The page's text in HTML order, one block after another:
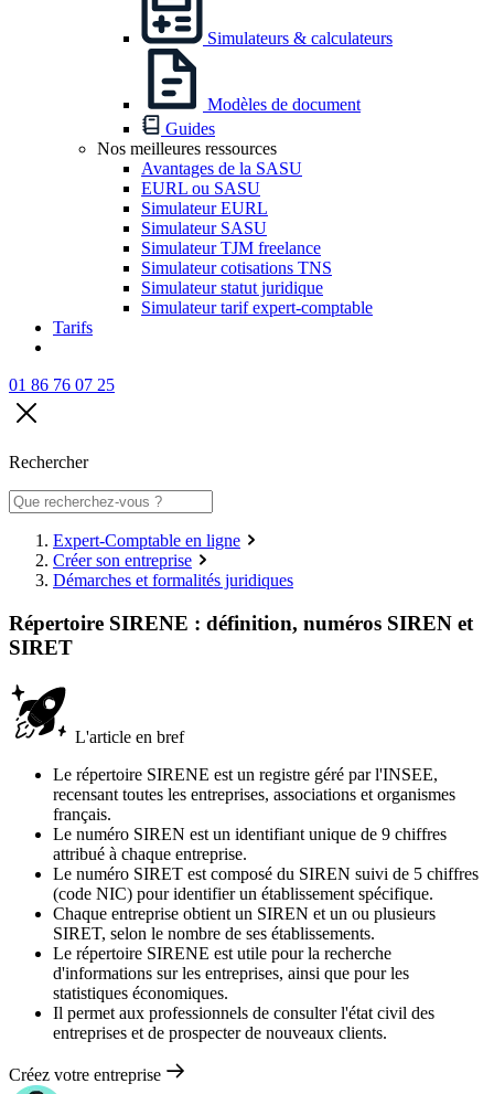
Simulateurs & calculateurs
Modèles de document
Guides
Nos meilleures ressources
Avantages de la SASU
EURL ou SASU
Simulateur EURL
Simulateur SASU
Simulateur TJM freelance
Simulateur cotisations TNS
Simulateur statut juridique
Simulateur tarif expert-comptable
Tarifs
01 86 76 07 25
Rechercher
Expert-Comptable en ligne
Créer son entreprise
Démarches et formalités juridiques
Répertoire SIRENE : définition, numéros SIREN et
SIRET
L'article en bref
Le répertoire SIRENE est un registre géré par l'INSEE,
recensant toutes les entreprises, associations et organismes
français.
Le numéro SIREN est un identifiant unique de 9 chiffres
attribué à chaque entreprise.
Le numéro SIRET est composé du SIREN suivi de 5 chiffres
(code NIC) pour identifier un établissement spécifique.
Chaque entreprise obtient un SIREN et un ou plusieurs
SIRET, selon le nombre de ses établissements.
Le répertoire SIRENE est utile pour la recherche
d'informations sur les entreprises, ainsi que pour les
statistiques économiques.
Il permet aux professionnels de consulter l'état civil des
entreprises et de prospecter de nouveaux clients.
Créez votre entreprise